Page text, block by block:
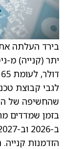
בירד העלתה
יתר (קנייה) מ-
לגבי קבוצת
שהחשיפה של
בזמן שמדדים
הזדמנות